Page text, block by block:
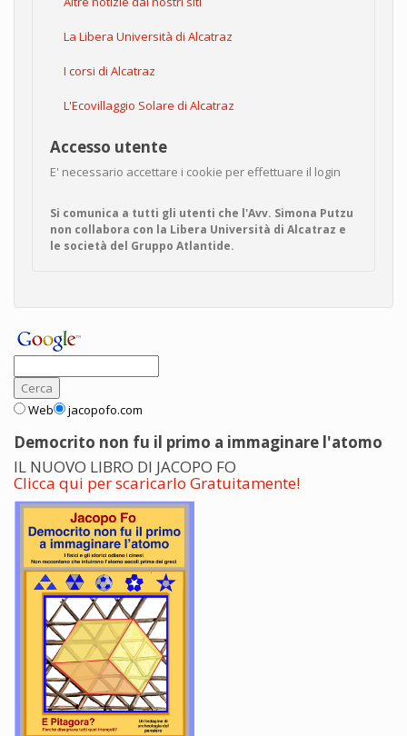
La Libera Università di Alcatraz
I corsi di Alcatraz
L'Ecovillaggio Solare di Alcatraz
Accesso utente
E' necessario accettare i cookie per effettuare il login
Si comunica a tutti gli utenti che l'Avv. Simona Putzu
non collabora con la Libera Università di Alcatraz e
le società del Gruppo Atlantide.
Web jacopofo.com
Democrito non fu il primo a immaginare l'atomo
IL NUOVO LIBRO DI JACOPO FO
Clicca qui per scaricarlo Gratuitamente!